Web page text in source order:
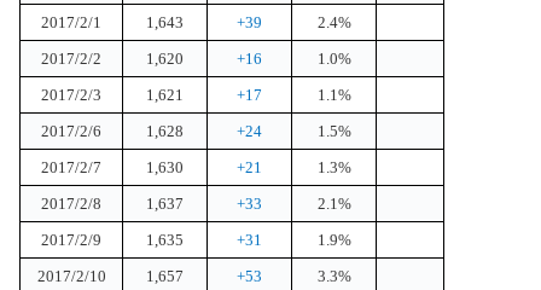
2017/2/1
1,643 +39
2.4%
2017/2/2
1,620 +16
1.0%
2017/2/3
1,621 +17
1.1%
2017/2/6
1,628 +24
1.5%
2017/2/7
1,630 +21
1.3%
2017/2/8
1,637 +33
2.1%
2017/2/9
1,635 +31
1.9%
2017/2/10
1,657 +53
3.3%